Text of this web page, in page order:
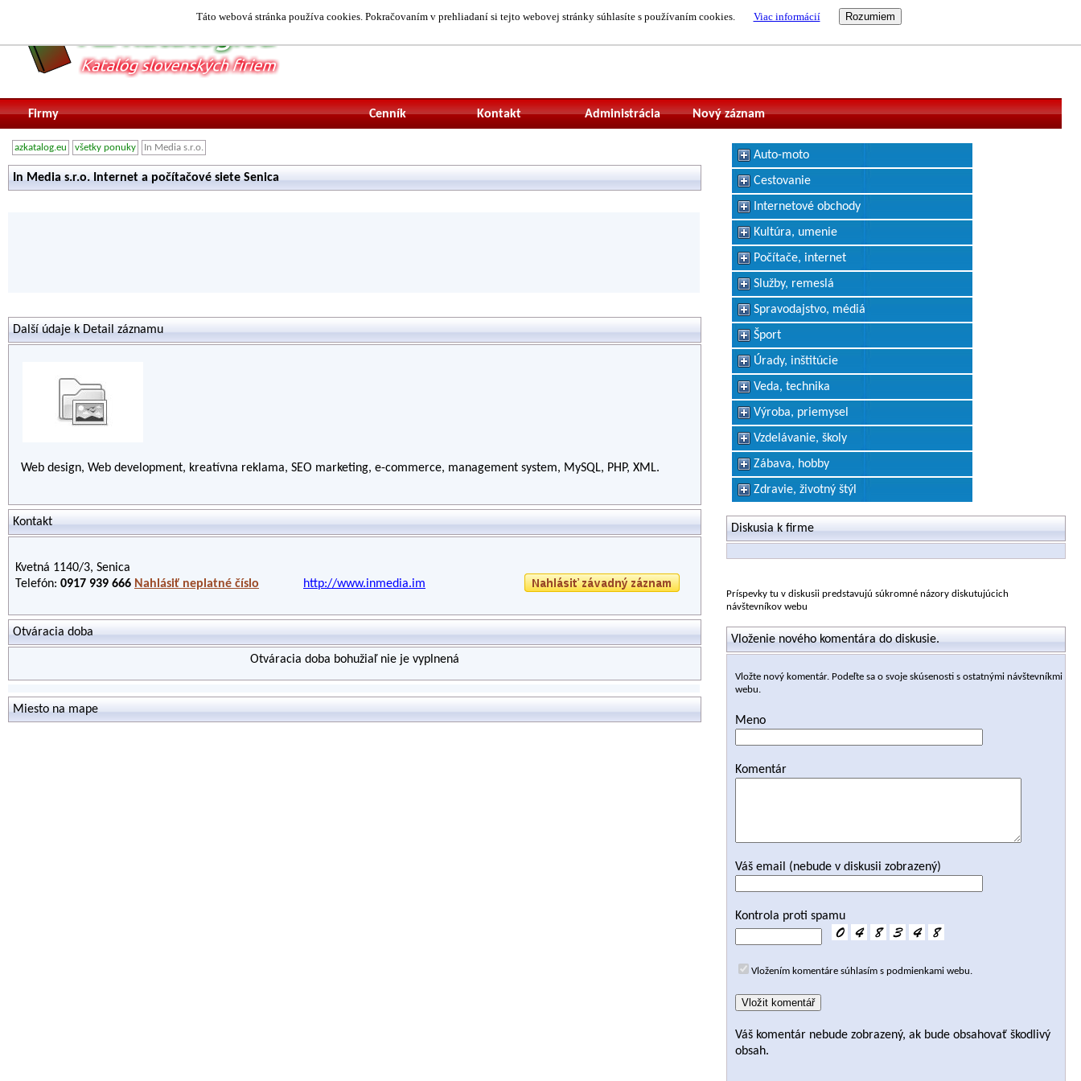
Táto webová stránka používa cookies. Pokračovaním v prehliadaní si tejto webovej stránky súhlasíte s používaním cookies. Viac informácií
Firmy Nový záznam
Administrácia
Kontakt
Cenník
azkatalog.eu všetky ponuky In Media s.r.o.
In Media s.r.o. Internet a počítačové siete Senica
Další údaje k Detail záznamu
Web design, Web development, kreatívna reklama, SEO marketing, e-commerce, management system, MySQL, PHP, XML.
Kontakt
Kvetná 1140/3, Senica
Telefón: 0917 939 666 Nahlásiť neplatné číslo http://www.inmedia.im
Otváracia doba
Otváracia doba bohužiaľ nie je vyplnená
Miesto na mape
Auto-moto
Cestovanie
Internetové obchody
Kultúra, umenie
Počítače, internet
Služby, remeslá
Spravodajstvo, médiá
Šport
Úrady, inštitúcie
Veda, technika
Výroba, priemysel
Vzdelávanie, školy
Zábava, hobby
Zdravie, životný štýl
Diskusia k firme
Príspevky tu v diskusii predstavujú súkromné názory diskutujúcich
návštevníkov webu
Vloženie nového komentára do diskusie.
Vložte nový komentár. Podeľte sa o svoje skúsenosti s ostatnými návštevníkmi
webu.
Meno
Komentár
Váš email (nebude v diskusii zobrazený)
Kontrola proti spamu
Vložením komentáre súhlasím s podmienkami webu.
Váš komentár nebude zobrazený, ak bude obsahovať škodlivý
obsah.